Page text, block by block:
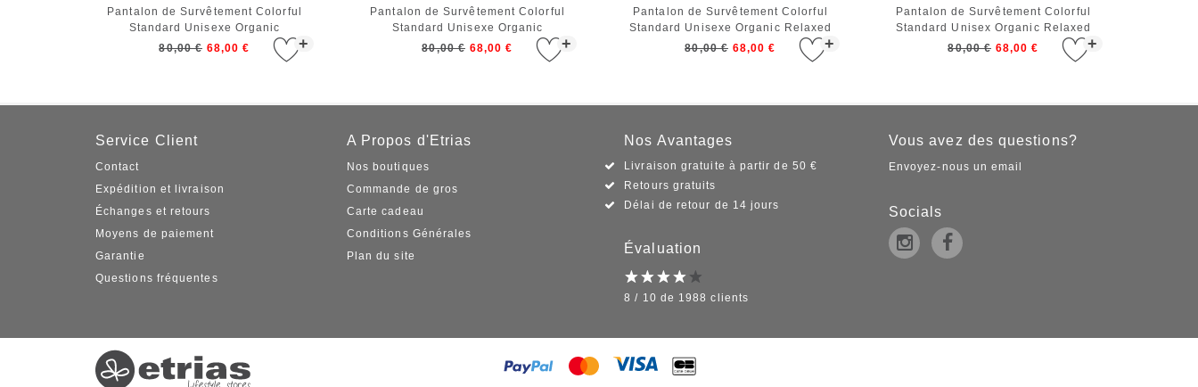
+
Pantalon de Survêtement Colorful
Standard Unisexe Organic
Sweatpants Soft Lavender
80,00 € 68,00 € +
Pantalon de Survêtement Colorful
Standard Unisexe Organic
Sweatpants Scarlet Red
80,00 € 68,00 € +
Pantalon de Survêtement Colorful
Standard Unisexe Organic Relaxed
Sweatpants Ultra Violet
80,00 € 68,00 € +
Pantalon de Survêtement Colorful
Standard Unisex Organic Relaxed
Sweatpants Soft Lavender
80,00 € 68,00 €
Service Client
Contact
Expédition et livraison
Échanges et retours
Moyens de paiement
Garantie
Questions fréquentes
A Propos d'Etrias
Nos boutiques
Commande de gros
Carte cadeau
Conditions Générales
Plan du site
Nos Avantages
Livraison gratuite à partir de 50 €
Retours gratuits
Délai de retour de 14 jours
Évaluation
8 / 10 de 1988 clients
Vous avez des questions?
Envoyez-nous un email
Socials